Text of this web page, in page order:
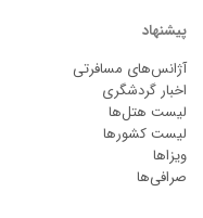
پیشنهاد
آژانس‌های مسافرتی
اخبار گردشگری
لیست هتل‌ها
لیست کشورها
ویزاها
صرافی‌ها